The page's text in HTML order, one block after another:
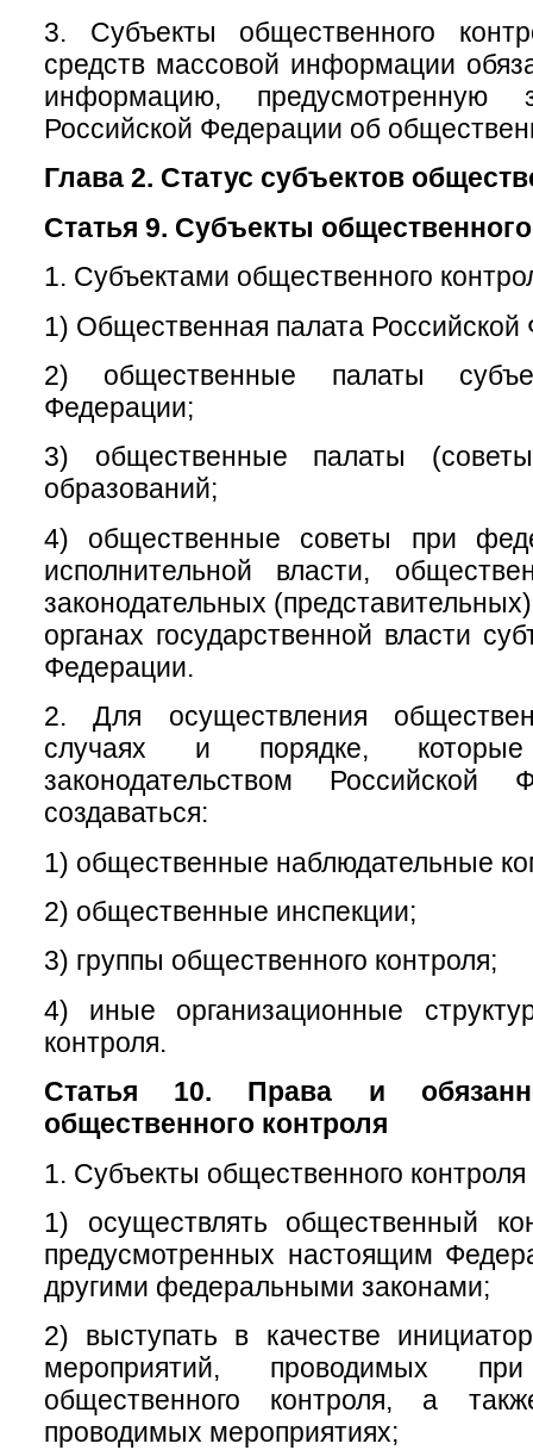
3. Субъекты общественного
средств массовой информации
информацию, предусмотренную
Российской Федерации об
Глава 2. Статус субъектов
Статья 9. Субъекты
1. Субъектами общественного
1) Общественная палата Российской
2) общественные палаты
Федерации;
3) общественные палаты
образований;
4) общественные советы при
исполнительной власти,
законодательных
органах государственной власти
Федерации.
2. Для осуществления
случаях и порядке, которые
законодательством Российской
создаваться:
1) общественные наблюдательные
2) общественные инспекции;
3) группы общественного контроля;
4) иные организационные
контроля.
Статья 10. Права и
общественного контроля
1. Субъекты общественного контроля
1) осуществлять общественный
предусмотренных настоящим
другими федеральными законами;
2) выступать в качестве
мероприятий, проводимых при
общественного контроля, а
проводимых мероприятиях;